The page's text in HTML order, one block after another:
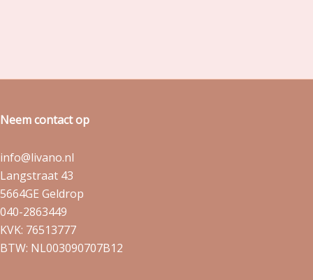
Neem contact op
info@livano.nl
Langstraat 43
5664GE Geldrop
040-2863449
KVK: 76513777
BTW: NL003090707B12